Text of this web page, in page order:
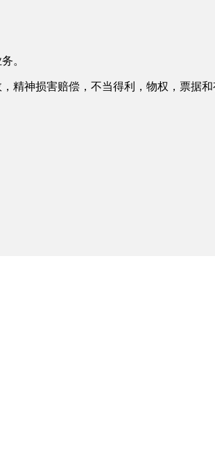
。
精神损害赔偿，不当得利，物权，票据